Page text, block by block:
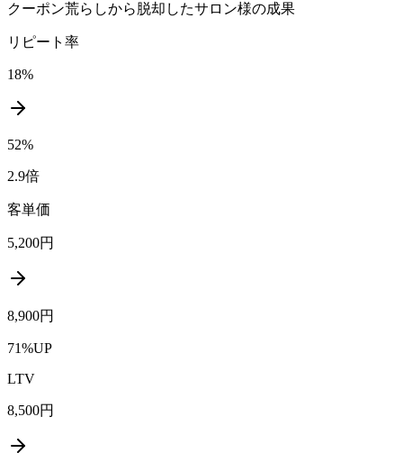
クーポン荒らしから脱却したサロン様の成果
リピート率
18%
52%
2.9倍
客単価
5,200円
8,900円
71%UP
LTV
8,500円